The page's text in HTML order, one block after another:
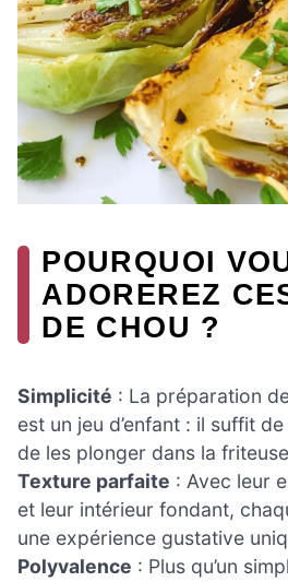
POURQUOI
ADOREREZ
DE CHOU ?
Simplicité : La préparation
est un jeu d’enfant : il suffit
de les plonger dans la
Texture parfaite : Avec leur
et leur intérieur fondant,
une expérience gustative
Polyvalence : Plus qu’un